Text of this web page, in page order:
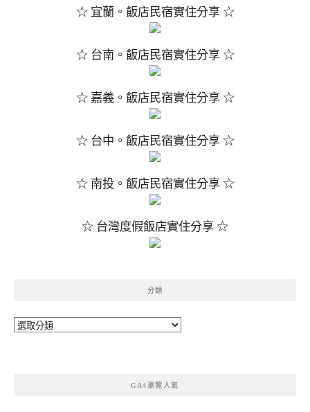
☆ 宜蘭。飯店民宿實住分享 ☆
☆ 台南。飯店民宿實住分享 ☆
☆ 嘉義。飯店民宿實住分享 ☆
☆ 台中。飯店民宿實住分享 ☆
☆ 南投。飯店民宿實住分享 ☆
☆ 台灣度假飯店實住分享 ☆
分類
分
GA4瀏覽人氣